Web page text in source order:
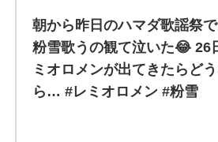
朝から昨日のハマダ歌謡祭
粉雪歌うの観て泣いた😂 26
ミオロメンが出てきたらど
ら… #レミオロメン #粉雪